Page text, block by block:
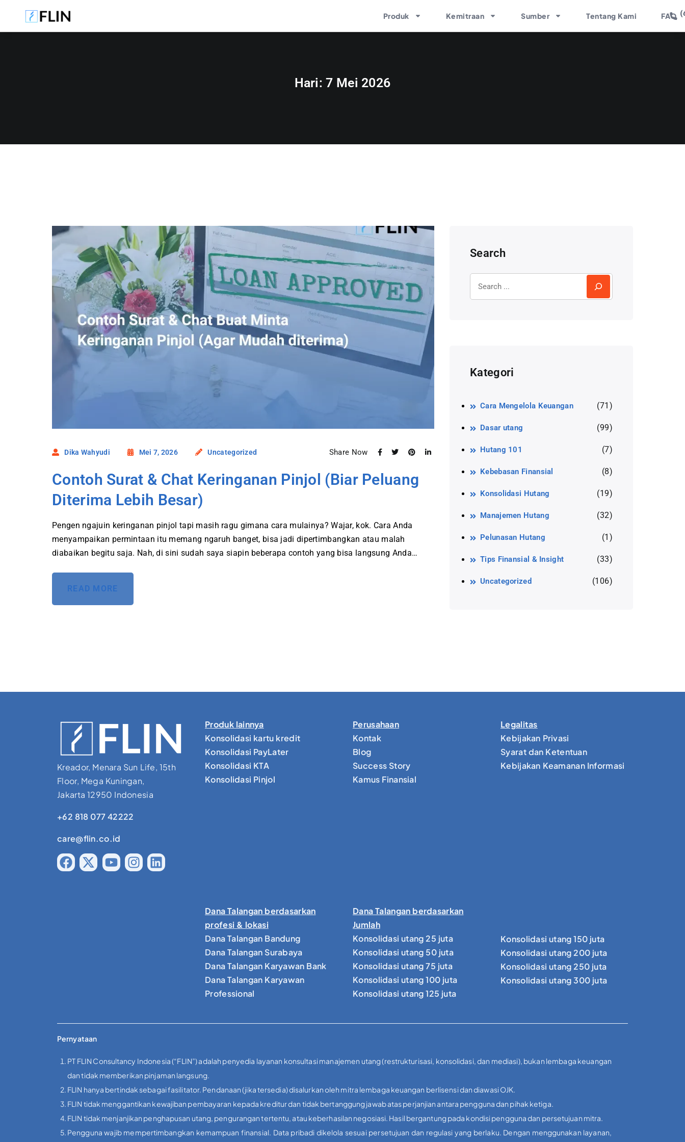
Produk Kemitraan Sumber Tentang Kami FAQ
Hari:7 Mei 2026
Dika Wahyudi Mei 7, 2026 Uncategorized Share Now
Contoh Surat & Chat Keringanan Pinjol (Biar Peluang
Diterima Lebih Besar)
Pengen ngajuin keringanan pinjol tapi masih ragu gimana cara mulainya? Wajar, kok. Cara Anda
menyampaikan permintaan itu memang ngaruh banget, bisa jadi dipertimbangkan atau malah
diabaikan begitu saja. Nah, di sini sudah saya siapin beberapa contoh yang bisa langsung Anda…
READ MORE
Search
Kategori
Cara Mengelola Keuangan (71)
Dasar utang (99)
Hutang 101 (7)
Kebebasan Finansial (8)
Konsolidasi Hutang (19)
Manajemen Hutang (32)
Pelunasan Hutang (1)
Tips Finansial & Insight (33)
Uncategorized (106)
Kreador, Menara Sun Life, 15th
Floor, Mega Kuningan,
Jakarta 12950 Indonesia
+62 818 077 42222
care@flin.co.id
Produk lainnya
Konsolidasi kartu kredit
Konsolidasi PayLater
Konsolidasi KTA
Konsolidasi Pinjol
Perusahaan
Kontak
Blog
Success Story
Kamus Finansial
Legalitas
Kebijakan Privasi
Syarat dan Ketentuan
Kebijakan Keamanan Informasi
Dana Talangan berdasarkan
profesi & lokasi
Dana Talangan Bandung
Dana Talangan Surabaya
Dana Talangan Karyawan Bank
Dana Talangan Karyawan
Professional
Dana Talangan berdasarkan
Jumlah
Konsolidasi utang 25 juta
Konsolidasi utang 50 juta
Konsolidasi utang 75 juta
Konsolidasi utang 100 juta
Konsolidasi utang 125 juta
Konsolidasi utang 150 juta
Konsolidasi utang 200 juta
Konsolidasi utang 250 juta
Konsolidasi utang 300 juta
Pernyataan
PT FLIN Consultancy Indonesia (“FLIN”) adalah penyedia layanan konsultasi manajemen utang (restrukturisasi, konsolidasi, dan mediasi), bukan lembaga keuangan
dan tidak memberikan pinjaman langsung.
FLIN hanya bertindak sebagai fasilitator. Pendanaan (jika tersedia) disalurkan oleh mitra lembaga keuangan berlisensi dan diawasi OJK.
FLIN tidak menggantikan kewajiban pembayaran kepada kreditur dan tidak bertanggung jawab atas perjanjian antara pengguna dan pihak ketiga.
FLIN tidak menjanjikan penghapusan utang, pengurangan tertentu, atau keberhasilan negosiasi. Hasil bergantung pada kondisi pengguna dan persetujuan mitra.
Pengguna wajib mempertimbangkan kemampuan finansial. Data pribadi dikelola sesuai persetujuan dan regulasi yang berlaku. Dengan menggunakan layanan,